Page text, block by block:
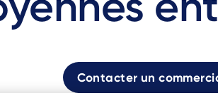
Contacter un